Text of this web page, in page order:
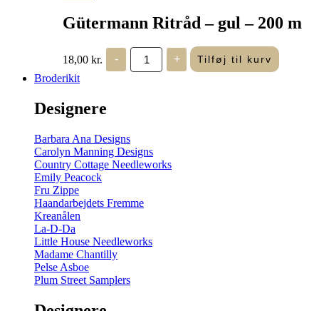
Gütermann Ritråd – gul – 200 m
18,00 kr. -
Gütermann
Ritråd
-
+ Tilføj til kurv
Broderikit
Designere
Barbara Ana Designs
Carolyn Manning Designs
Country Cottage Needleworks
Emily Peacock
Fru Zippe
Haandarbejdets Fremme
Kreanålen
La-D-Da
Little House Needleworks
Madame Chantilly
Pelse Asboe
Plum Street Samplers